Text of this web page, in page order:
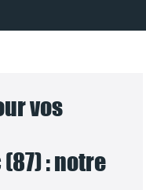
vos
: notre